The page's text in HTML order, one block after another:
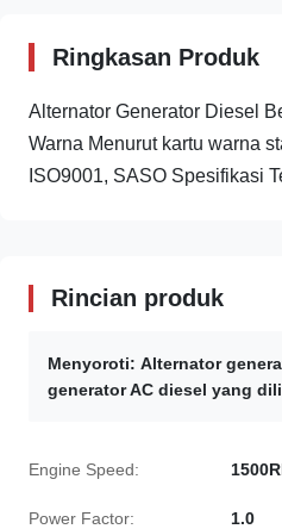
Ringkasan Produk
Alternator Generator Diesel
Warna Menurut kartu warna
ISO9001, SASO Spesifikasi
Rincian produk
Menyoroti: Alternator
generator AC diesel yang
Engine Speed:
Power Factor: 1.0